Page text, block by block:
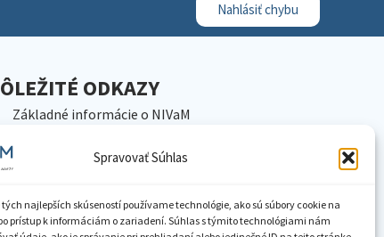
Spravovať Súhlas
najlepších skúseností používame technológie, ako sú súbory cookie na
prístup k informáciám o zariadení. Súhlas s týmito technológiami nám
Nahlásiť chybu
ODKAZY
Základné informácie o NIVaM
Kariéra
Pracoviská NIVaM